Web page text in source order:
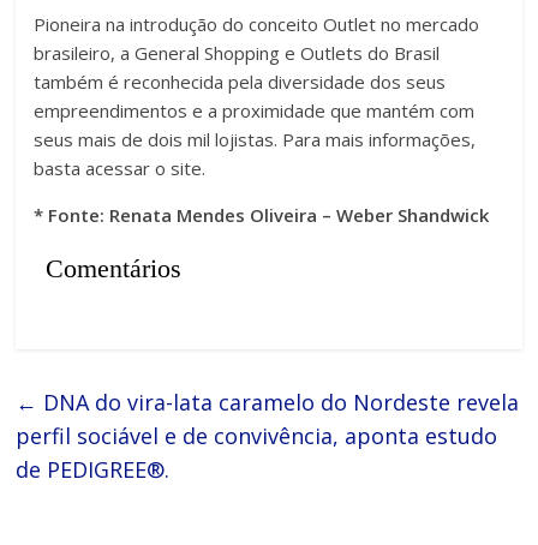
Pioneira na introdução do conceito Outlet no mercado
brasileiro, a General Shopping e Outlets do Brasil
também é reconhecida pela diversidade dos seus
empreendimentos e a proximidade que mantém com
seus mais de dois mil lojistas. Para mais informações,
basta acessar o site.
* Fonte: Renata Mendes Oliveira – Weber Shandwick
Comentários
← DNA do vira-lata caramelo do Nordeste revela
perfil sociável e de convivência, aponta estudo
de PEDIGREE®.